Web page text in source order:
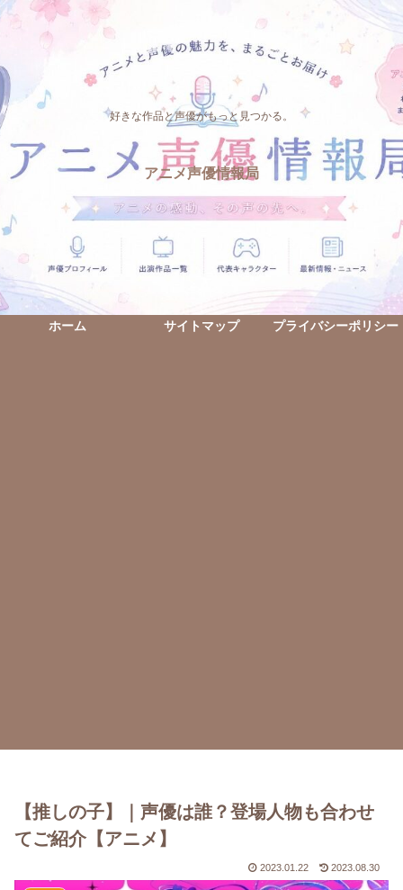
好きな作品と声優がもっと見つかる。
アニメ声優情報局
ホーム サイトマップ プライバシーポリシー
【推しの子】｜声優は誰？登場人物も合わせ
てご紹介【アニメ】
2023.01.22 2023.08.30